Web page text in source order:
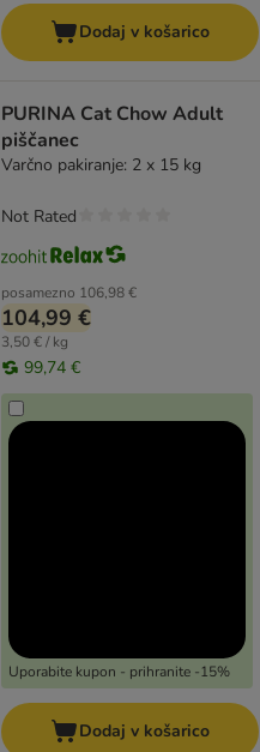
Dodaj v košarico
PURINA Cat Chow Adult
piščanec
Varčno pakiranje: 2 x 15 kg
posamezno 106,98 €
104,99 €
3,50 € / kg
99,74 €
Uporabite kupon - prihranite -15%
Not Rated
Dodaj v košarico